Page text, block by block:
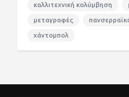
καλλιτεχνική κολύμβηση
μεταγραφές
χάντομπολ